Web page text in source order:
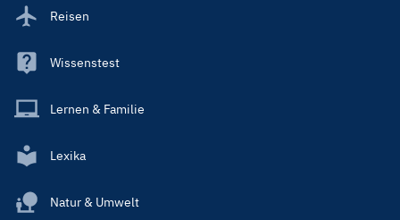
Reisen
Wissenstest
Lernen & Familie
Lexika
Natur & Umwelt